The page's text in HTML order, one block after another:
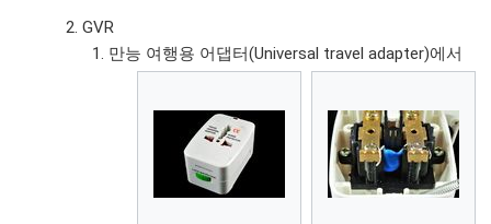
GVR
만능 여행용 어댑터(Universal travel adapter)에서